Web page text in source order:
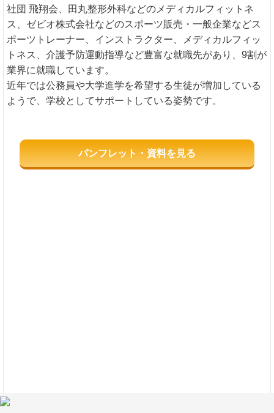
社団 飛翔会、田丸整形外科などのメディカルフィットネ
ス、ゼビオ株式会社などのスポーツ販売・一般企業などス
ポーツトレーナー、インストラクター、メディカルフィッ
トネス、介護予防運動指導など豊富な就職先があり、9割が
業界に就職しています。
近年では公務員や大学進学を希望する生徒が増加している
ようで、学校としてサポートしている姿勢です。
パンフレット・資料を見る